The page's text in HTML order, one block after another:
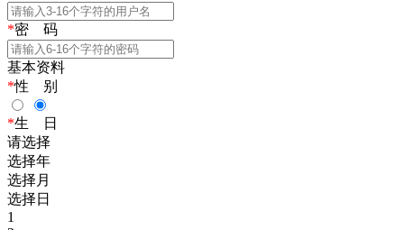
*密 码
基本资料
*性 别
*生 日
请选择
选择年
选择月
选择日
1